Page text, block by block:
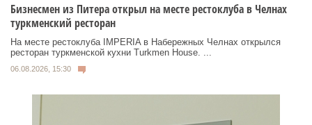
Бизнесмен из Питера открыл на месте рестоклуба в Челнах
туркменский ресторан
На месте рестоклуба IMPERIA в Набережных Челнах открылся
ресторан туркменской кухни Turkmen House. ...
06.08.2026, 15:30